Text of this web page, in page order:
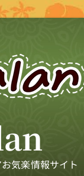
気楽情報サイト